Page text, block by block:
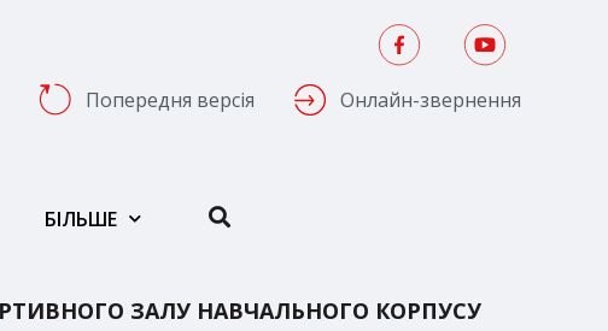
Попередня версія Онлайн-звернення
БІЛЬШЕ
ЗАЛУ НАВЧАЛЬНОГО КОРПУСУ